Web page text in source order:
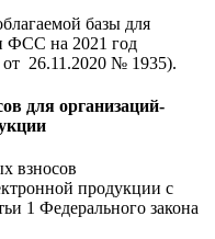
базы для
ФСС на 2021 год
26.11.2020 № 1935).
для организаций-
взносов
продукции с
1 Федерального закона